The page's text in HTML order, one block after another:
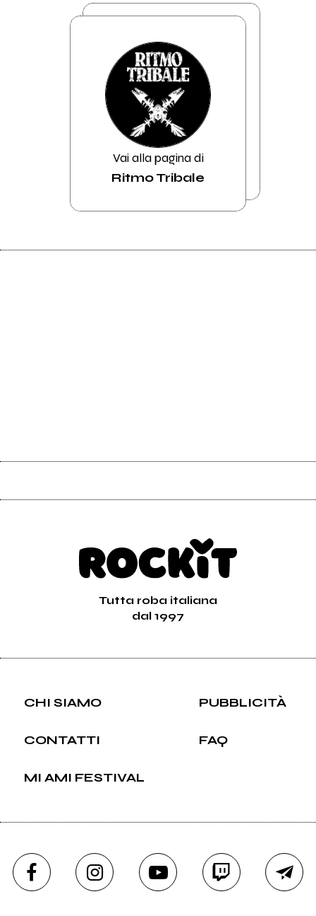
Vai alla pagina di
Ritmo Tribale
Tutta roba italiana
dal 1997
CHI SIAMO PUBBLICITÀ
CONTATTI FAQ
MI AMI FESTIVAL